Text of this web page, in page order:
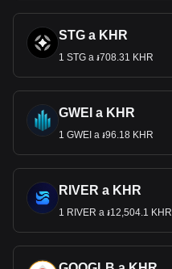
STG a KHR
1 STG a ៛708.31 KHR
GWEI a KHR
1 GWEI a ៛96.18 KHR
RIVER a KHR
1 RIVER a ៛12,504.1 KHR